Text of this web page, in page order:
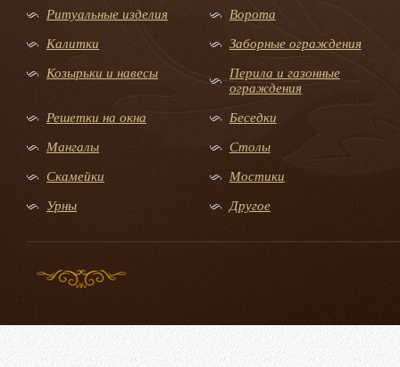
Ритуальные изделия Ворота
Калитки Заборные ограждения
Козырьки и навесы
Перила и газонные
ограждения
Решетки на окна Беседки
Мангалы Столы
Скамейки Мостики
Урны Другое